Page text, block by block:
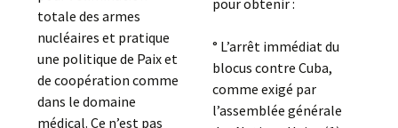
totale des armes
nucléaires et pratique
une politique de Paix et
de coopération comme
dans le domaine
médical. Ce n’est pas
pour obtenir :
° L’arrêt immédiat du
blocus contre Cuba,
comme exigé par
l’assemblée générale